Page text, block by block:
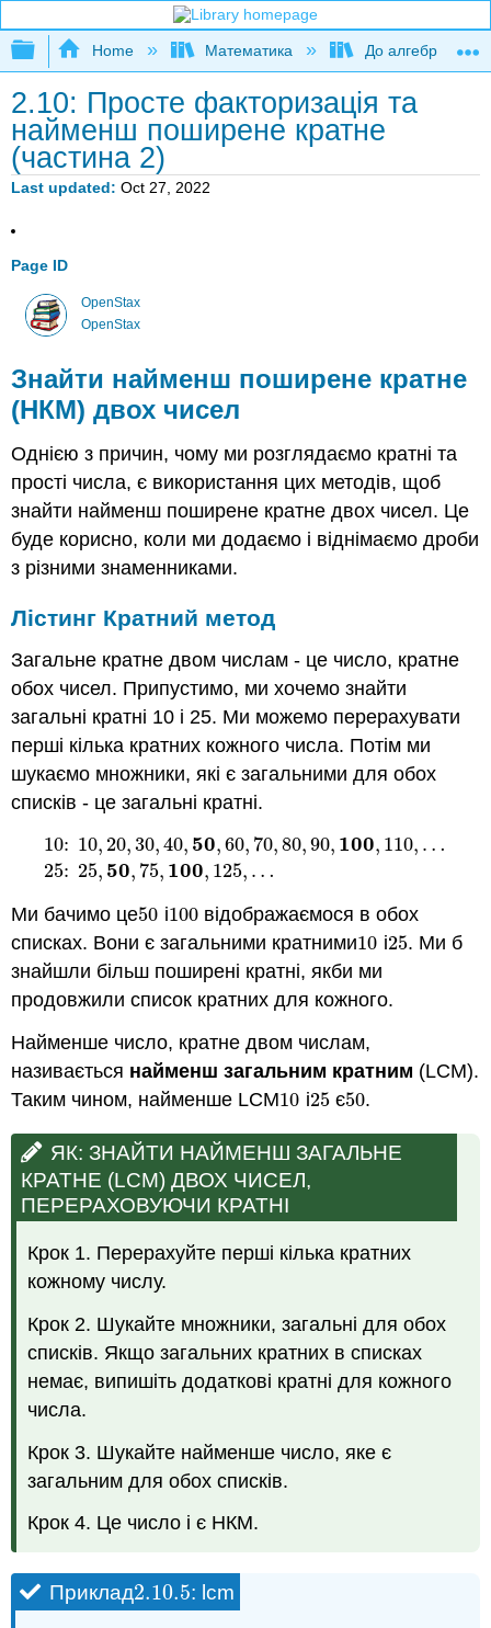
Expand/collapse global hierarchy
Home Математика До алгебри
2.10: Просте факторизація та
найменш поширене кратне
(частина 2)
Last updated Oct 27, 2022
Page ID
OpenStax
OpenStax
Знайти найменш поширене кратне
(НКМ) двох чисел
Однією з причин, чому ми розглядаємо кратні та
прості числа, є використання цих методів, щоб
знайти найменш поширене кратне двох чисел. Це
буде корисно, коли ми додаємо і віднімаємо дроби
з різними знаменниками.
Лістинг Кратний метод
Загальне кратне двом числам - це число, кратне
обох чисел. Припустимо, ми хочемо знайти
загальні кратні 10 і 25. Ми можемо перерахувати
перші кілька кратних кожного числа. Потім ми
шукаємо множники, які є загальними для обох
списків - це загальні кратні.
10
25
: 10, 20,30,40, 50, 60, 70, 80, 90, 100, 110, …
: 25, 50, 75, 100, 125, …
10:10,20,30 ,40,50, 60 ,70 , 80 ,90 ,100, 110,…25: 25
Ми бачимо це50
50 і100
100відображаємося в обох
списках. Вони є загальними кратними10
10 і25
25. Ми б
знайшли більш поширені кратні, якби ми
продовжили список кратних для кожного.
Найменше число, кратне двом числам,
називається найменш загальним кратним (LCM).
Таким чином, найменше LCM10
10 і25
25 є50
50.
ЯК: ЗНАЙТИ НАЙМЕНШ ЗАГАЛЬНЕ
КРАТНЕ (LCM) ДВОХ ЧИСЕЛ,
ПЕРЕРАХОВУЮЧИ КРАТНІ
Крок 1. Перерахуйте перші кілька кратних
кожному числу.
Крок 2. Шукайте множники, загальні для обох
списків. Якщо загальних кратних в списках
немає, випишіть додаткові кратні для кожного
числа.
Крок 3. Шукайте найменше число, яке є
загальним для обох списків.
Крок 4. Це число і є НКМ.
Приклад2.10.5
2.10.5: lcm